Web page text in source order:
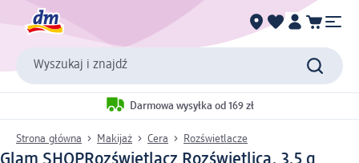
Wyszukaj i znajdź
Darmowa wysyłka od 169 zł
Strona główna Makijaż Cera Rozświetlacze